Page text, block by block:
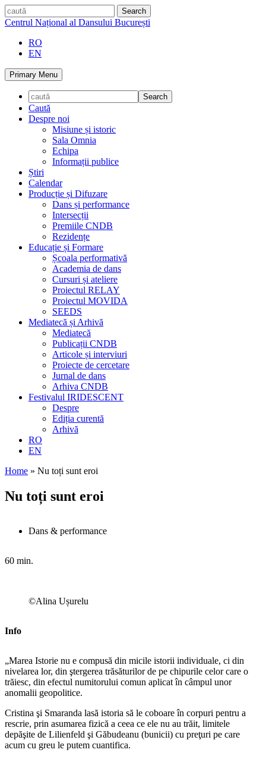
Skip
to
caută
Centrul Național al Dansului București
RO
EN
Primary Menu
Caută
Despre noi
Misiune și istoric
Sala Omnia
Echipa
Informații publice
Știri
Calendar
Producție și Difuzare
Dans și performance
Intersecții
Premiile CNDB
Rezidențe
Educație și Formare
Școala performativă
Academia de dans
Cursuri și ateliere
Proiectul RELAY
Proiectul MOVIDA
SEEDS
Mediatecă și Arhivă
Mediatecă
Publicații CNDB
Articole și interviuri
Proiecte de cercetare
Jurnal de dans
Arhiva CNDB
Festivalul IRIDESCENT
Despre
Ediția curentă
Arhivă
RO
EN
Home » Nu toți sunt eroi
Nu toți sunt eroi
Dans & performance
60 min.
©Alina Ușurelu
Info
„Marea Istorie nu e compusă din micile istorii individuale, ci din
nivelarea lor, din ştergerea trăsăturilor de pe chipurile celor care o
trăiesc, din efectul numitorului comun aplicat în câmpul unor
anomalii geopolitice.
Cristina şi Smaranda lasă istoria să le coboare în corpuri pentru a
rescrie, prin asumarea fizică a ceea ce ele nu au trăit, limitele
depăşite de Lilienfeld şi Găbudeanu (bunicii) cu preţuri pe care
acum cu greu le putem cuantifica.